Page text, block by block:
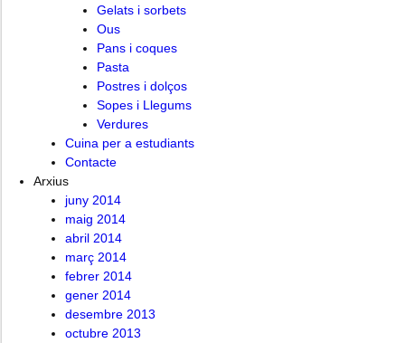
Gelats i sorbets
Ous
Pans i coques
Pasta
Postres i dolços
Sopes i Llegums
Verdures
Cuina per a estudiants
Contacte
Arxius
juny 2014
maig 2014
abril 2014
març 2014
febrer 2014
gener 2014
desembre 2013
octubre 2013